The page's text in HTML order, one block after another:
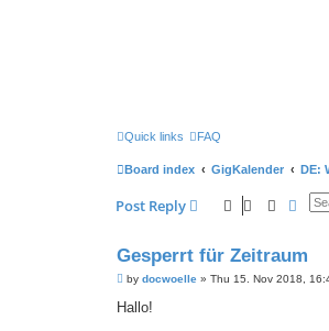
Quick links FAQ
Board index GigKalender DE:
Post Reply Search
Gesperrt für Zeitraum
P
s
by docwoelle » Thu 15. Nov 2018,
Hallo!